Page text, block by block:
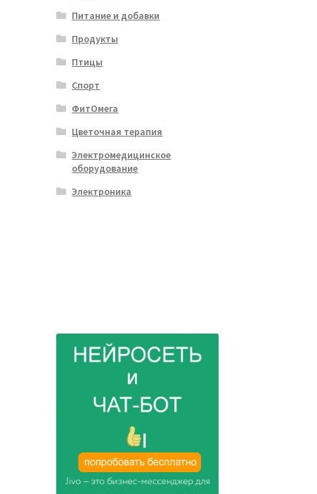
Питание и добавки
Продукты
Птицы
Спорт
ФитОмега
Цветочная терапия
Электромедицинское
оборудование
Электроника